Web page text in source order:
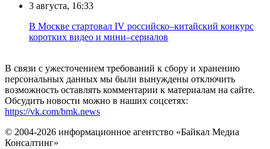
3 августа, 16:33
В Москве стартовал IV российско–китайский конкурс
коротких видео и мини–сериалов
В связи с ужесточением требований к сбору и хранению
персональных данных мы были вынуждены отключить
возможность оставлять комментарии к материалам на сайте.
Обсудить новости можно в наших соцсетях:
https://vk.com/bmk.news
© 2004-2026 информационное агентство «Байкал Медиа
Консалтинг»